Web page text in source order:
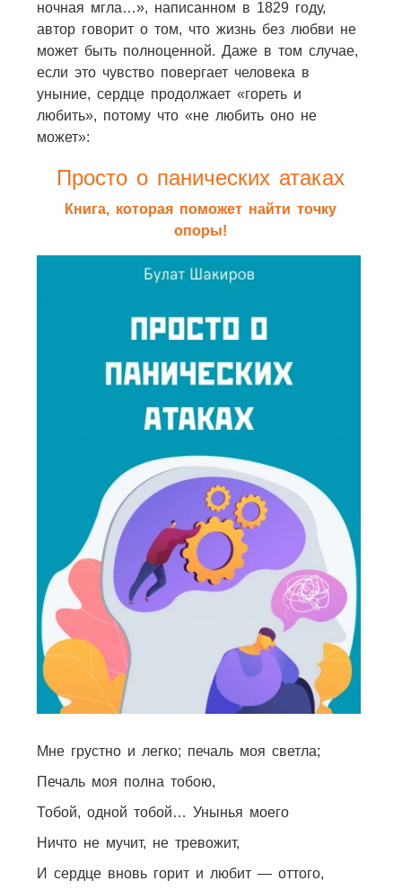
ночная мгла…», написанном в 1829 году,
автор говорит о том, что жизнь без любви не
может быть полноценной. Даже в том случае,
если это чувство повергает человека в
уныние, сердце продолжает «гореть и
любить», потому что «не любить оно не
может»:
Просто о панических атаках
Книга, которая поможет найти точку
опоры!
Мне грустно и легко; печаль моя светла;
Печаль моя полна тобою,
Тобой, одной тобой… Унынья моего
Ничто не мучит, не тревожит,
И сердце вновь горит и любит — оттого,